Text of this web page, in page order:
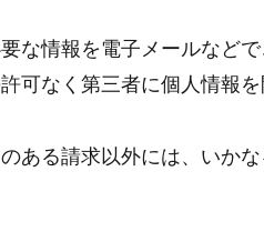
な情報を電子メールなど
可なく第三者に個人情報を
ある請求以外には、いか